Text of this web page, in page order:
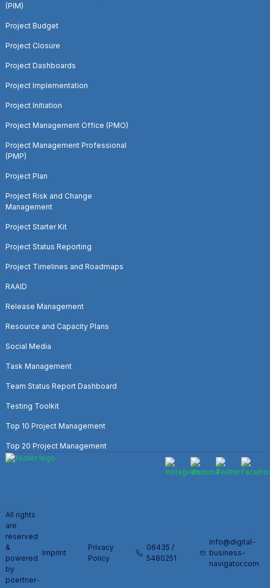
(PIM)
Project Budget
Project Closure
Project Dashboards
Project Implementation
Project Initiation
Project Management Office (PMO)
Project Management Professional
(PMP)
Project Plan
Project Risk and Change
Management
Project Starter Kit
Project Status Reporting
Project Timelines and Roadmaps
RAAID
Release Management
Resource and Capacity Plans
Social Media
Task Management
Team Status Report Dashboard
Testing Toolkit
Top 10 Project Management
Top 20 Project Management
All rights
are
reserved
&
powered
by
poertner-
Imprint
Privacy
Policy
06435 /
5480251
info@digital-
business-
navigator.com